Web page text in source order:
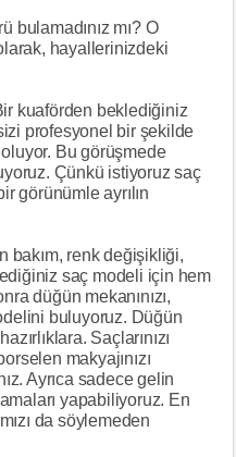
bulamadınız mı? O
hayallerinizdeki
kuaförden beklediğiniz
profesyonel bir şekilde
Bu görüşmede
Çünkü istiyoruz saç
görünümle ayrılın
bakım, renk değişikliği,
saç modeli için hem
düğün mekanınızı,
buluyoruz. Düğün
Saçlarınızı
makyajınızı
Ayrıca sadece gelin
yapabiliyoruz. En
da söylemeden